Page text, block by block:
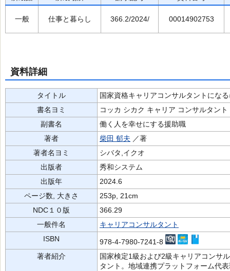
一般 仕事と暮らし 366.2/2024/ 00014902753
資料詳細
タイトル
国家資格キャリアコンサルタントにな
書名ヨミ
コッカ シカク キャリア コンサルタン
副書名
働く人を幸せにする援助職
著者
柴田 郁夫 ／著
著者名ヨミ
シバタ,イクオ
出版者
秀和システム
出版年
2024.6
ページ数, 大きさ
253p, 21cm
NDC１０版
366.29
一般件名
キャリアコンサルタント
ISBN
978-4-7980-7241-8
著者紹介
国家検定1級および2級キャリアコンサ
タント。地域連携プラットフォーム代